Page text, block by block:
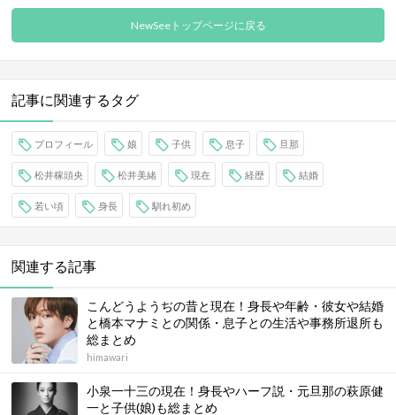
NewSeeトップページに戻る
記事に関連するタグ
プロフィール 娘 子供 息子 旦那
松井稼頭央 松井美緒 現在 経歴 結婚
若い頃 身長 馴れ初め
関連する記事
こんどうようぢの昔と現在！身長や年齢・彼女や結婚
と橋本マナミとの関係・息子との生活や事務所退所も
総まとめ
himawari
小泉一十三の現在！身長やハーフ説・元旦那の萩原健
一と子供(娘)も総まとめ